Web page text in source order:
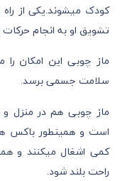
کودک میشوند.یکی از
تشویق او به انجام
ماز چوبی این امکان
سلامت جسمی برسد.
ماز چوبی هم در منزل و
است و همینطور باکس
کمی اشغال میکنند و
راحت بلند شود.